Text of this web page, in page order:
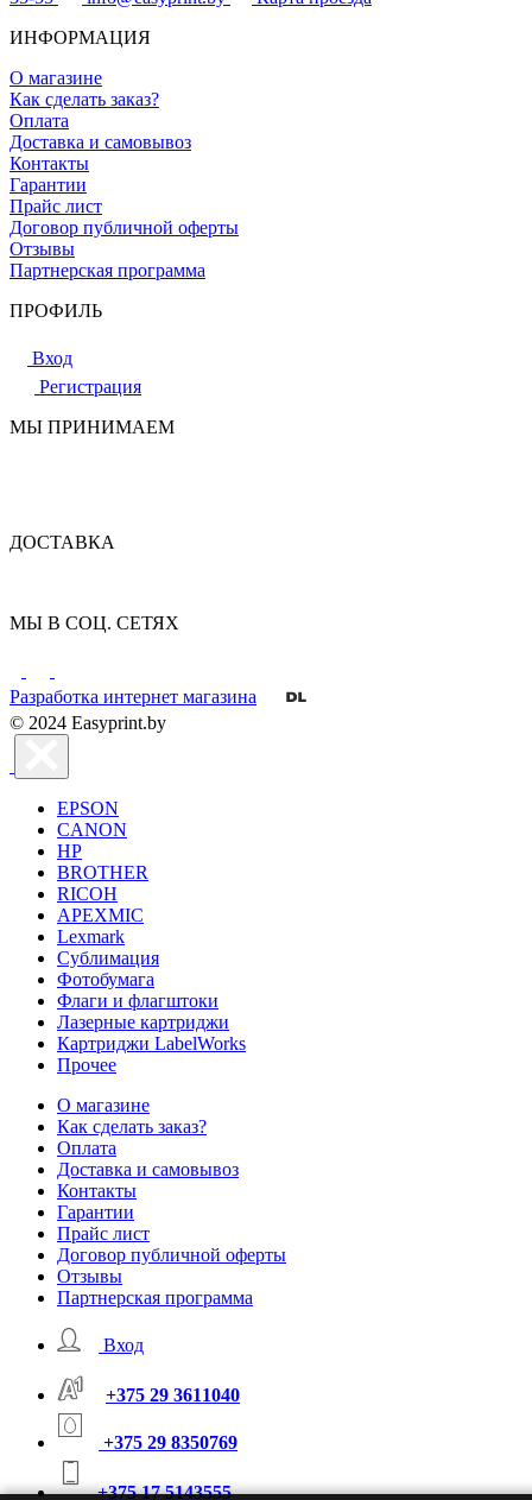
ИНФОРМАЦИЯ
О магазине
Как сделать заказ?
Оплата
Доставка и самовывоз
Контакты
Гарантии
Прайс лист
Договор публичной оферты
Отзывы
Партнерская программа
ПРОФИЛЬ
Вход
Регистрация
МЫ ПРИНИМАЕМ
ДОСТАВКА
МЫ В СОЦ. СЕТЯХ
Разработка интернет магазина
© 2024 Easyprint.by
EPSON
CANON
HP
BROTHER
RICOH
APEXMIC
Lexmark
Сублимация
Фотобумага
Флаги и флагштоки
Лазерные картриджи
Картриджи LabelWorks
Прочее
О магазине
Как сделать заказ?
Оплата
Доставка и самовывоз
Контакты
Гарантии
Прайс лист
Договор публичной оферты
Отзывы
Партнерская программа
Вход
+375 29 3611040
+375 29 8350769
+375 17 5143555